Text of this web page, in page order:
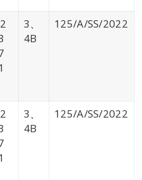
3、
4B
125/A/SS/2022
3、
4B
125/A/SS/2022